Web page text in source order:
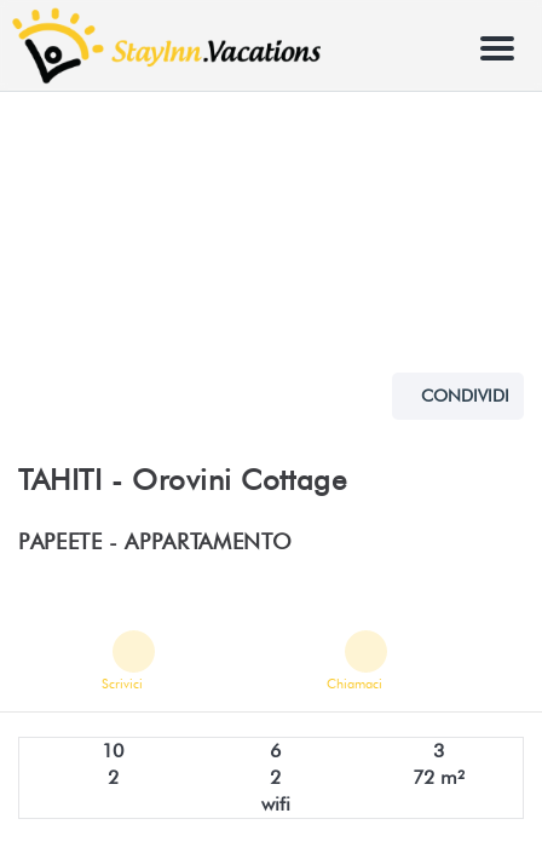
Menu
CONDIVIDI
TAHITI - Orovini Cottage
PAPEETE -APPARTAMENTO
Scrivici Chiamaci
10 6
3
2
2
72 m²
wifi